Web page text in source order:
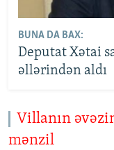
BUNA DA BAX:
Deputat Xətai
əllərindən aldı
Villanın
mənzil